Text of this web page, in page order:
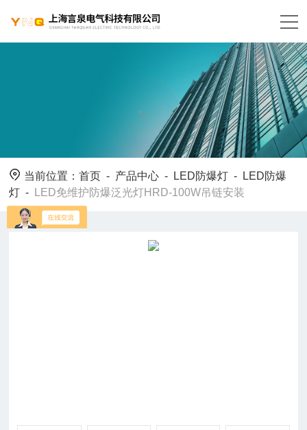
当前位置：首页 - 产品中心 - LED防爆灯 -
LED防爆
灯 - LED免维护防爆泛光灯HRD-100W吊链安装